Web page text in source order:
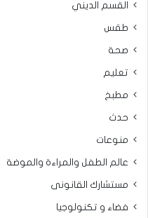
القسم الديني
طقس
صحة
تعليم
مطبخ
حدث
منوعات
عالم الطفل والمراءة والموضة
مستشارك القانونى
فضاء و تكنولوجيا